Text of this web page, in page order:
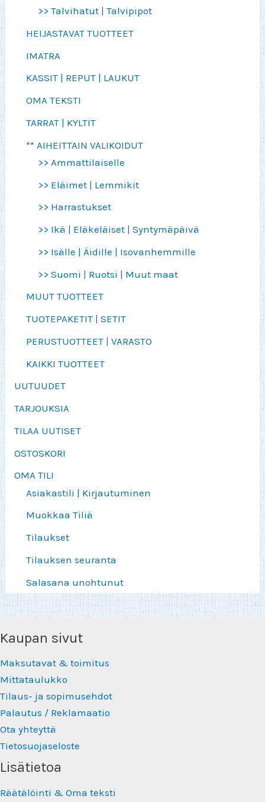
>> Talvihatut | Talvipipot
HEIJASTAVAT TUOTTEET
IMATRA
KASSIT | REPUT | LAUKUT
OMA TEKSTI
TARRAT | KYLTIT
** AIHEITTAIN VALIKOIDUT
>> Ammattilaiselle
>> Eläimet | Lemmikit
>> Harrastukset
>> Ikä | Eläkeläiset | Syntymäpäivä
>> Isälle | Äidille | Isovanhemmille
>> Suomi | Ruotsi | Muut maat
MUUT TUOTTEET
TUOTEPAKETIT | SETIT
PERUSTUOTTEET | VARASTO
KAIKKI TUOTTEET
UUTUUDET
TARJOUKSIA
TILAA UUTISET
OSTOSKORI
OMA TILI
Asiakastili | Kirjautuminen
Muokkaa Tiliä
Tilaukset
Tilauksen seuranta
Salasana unohtunut
Kaupan sivut
Maksutavat & toimitus
Mittataulukko
Tilaus- ja sopimusehdot
Palautus / Reklamaatio
Ota yhteyttä
Tietosuojaseloste
Lisätietoa
Räätälöinti & Oma teksti